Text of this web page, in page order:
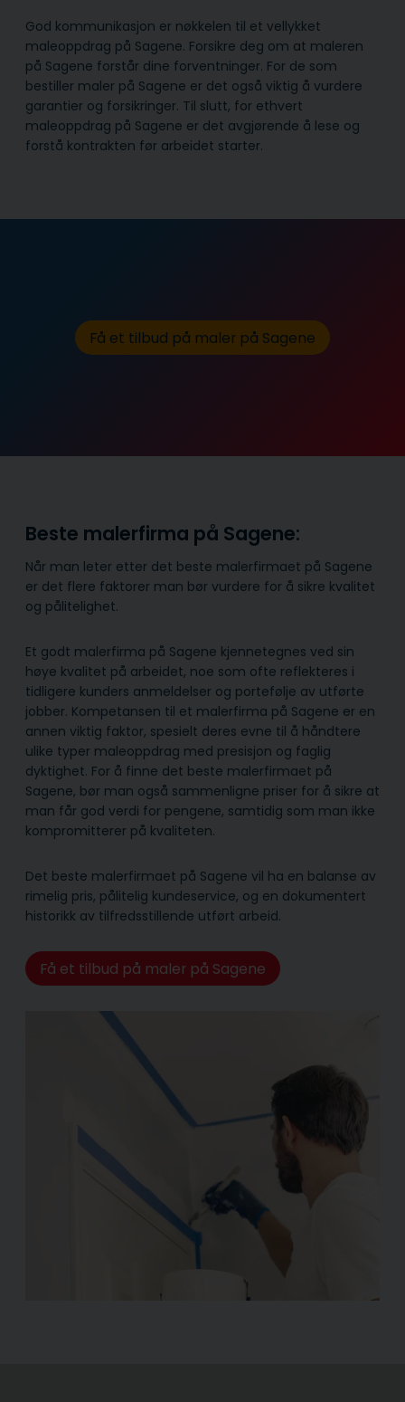
God kommunikasjon er nøkkelen til et vellykket
maleoppdrag på Sagene. Forsikre deg om at maleren
på Sagene forstår dine forventninger. For de som
bestiller maler på Sagene er det også viktig å vurdere
garantier og forsikringer. Til slutt, for ethvert
maleoppdrag på Sagene er det avgjørende å lese og
forstå kontrakten før arbeidet starter.
Få et tilbud på maler på Sagene
Beste malerfirma på Sagene:
Når man leter etter det beste malerfirmaet på Sagene
er det flere faktorer man bør vurdere for å sikre kvalitet
og pålitelighet.
Et godt malerfirma på Sagene kjennetegnes ved sin
høye kvalitet på arbeidet, noe som ofte reflekteres i
tidligere kunders anmeldelser og portefølje av utførte
jobber. Kompetansen til et malerfirma på Sagene er en
annen viktig faktor, spesielt deres evne til å håndtere
ulike typer maleoppdrag med presisjon og faglig
dyktighet. For å finne det beste malerfirmaet på
Sagene, bør man også sammenligne priser for å sikre at
man får god verdi for pengene, samtidig som man ikke
kompromitterer på kvaliteten.
Det beste malerfirmaet på Sagene vil ha en balanse av
rimelig pris, pålitelig kunde­service, og en dokumentert
historikk av tilfredsstillende utført arbeid.
Få et tilbud på maler på Sagene